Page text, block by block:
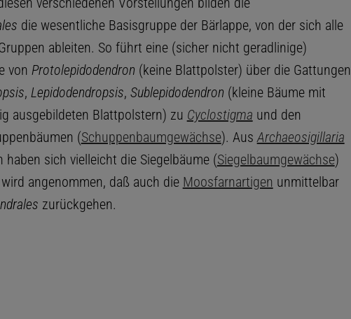
die wesentliche Basisgruppe der Bärlappe, von der sich alle
ableiten. So führt eine (sicher nicht geradlinige)
von Protolepidodendron (keine Blattpolster) über die Gattungen
, Lepidodendropsis, Sublepidodendron (kleine Bäume mit
ausgebildeten Blattpolstern) zu Cyclostigma und den
(Schuppenbaumgewächse). Aus Archaeosigillaria
haben sich vielleicht die Siegelbäume (Siegelbaumgewächse)
angenommen, daß auch die Moosfarnartigen unmittelbar
zurückgehen.